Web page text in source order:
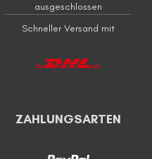
ausgeschlossen
Schneller Versand mit
ZAHLUNGSARTEN